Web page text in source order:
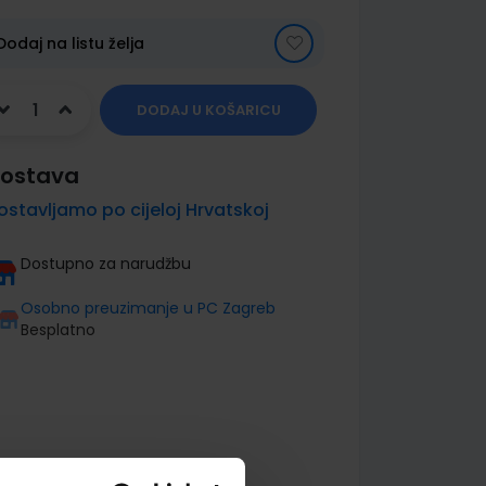
na listu želja
DODAJ U KOŠARICU
po cijeloj Hrvatskoj
Dostupno za narudžbu
Osobno preuzimanje u PC Zagreb
Besplatno